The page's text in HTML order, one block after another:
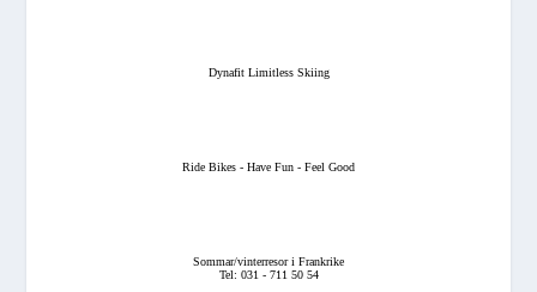
Dynafit Limitless Skiing
Ride Bikes - Have Fun - Feel Good
Sommar/vinterresor i Frankrike
Tel: 031 - 711 50 54